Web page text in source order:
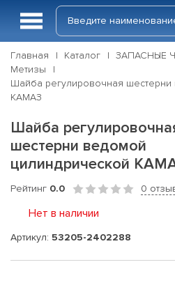
Главная Каталог ЗАПАСНЫЕ
Метизы
Шайба регулировочная шестерни
КАМАЗ
Шайба
шестерни ведомой
цилиндрической
Рейтинг 0.0 0
Нет в наличии
Артикул: 53205-2402288